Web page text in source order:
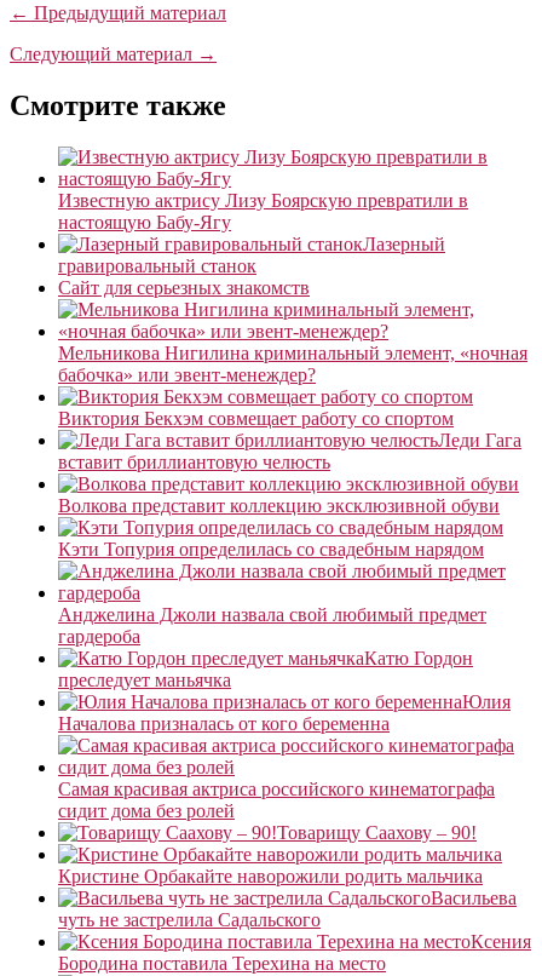
← Предыдущий материал
Следующий материал →
Смотрите также
Известную актрису Лизу Боярскую превратили в
настоящую Бабу-Ягу
Лазерный
гравировальный станок
Сайт для серьезных знакомств
Мельникова Нигилина криминальный элемент, «ночная
бабочка» или эвент-менеждер?
Виктория Бекхэм совмещает работу со спортом
Леди Гага
вставит бриллиантовую челюсть
Волкова представит коллекцию эксклюзивной обуви
Кэти Топурия определилась со свадебным нарядом
Анджелина Джоли назвала свой любимый предмет
гардероба
Катю Гордон
преследует маньячка
Юлия
Началова призналась от кого беременна
Самая красивая актриса российского кинематографа
сидит дома без ролей
Товарищу Саахову – 90!
Кристине Орбакайте наворожили родить мальчика
Васильева
чуть не застрелила Садальского
Ксения
Бородина поставила Терехина на место